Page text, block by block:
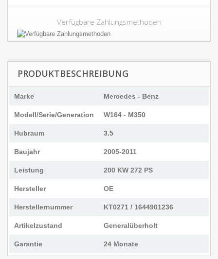
Verfügbare Zahlungsmethoden
PRODUKTBESCHREIBUNG
Marke Mercedes - Benz
Modell/Serie/Generation W164 - M350
Hubraum 3.5
Baujahr 2005-2011
Leistung 200 KW 272 PS
Hersteller OE
Herstellernummer KT0271 / 1644901236
Artikelzustand Generalüberholt
Garantie 24 Monate